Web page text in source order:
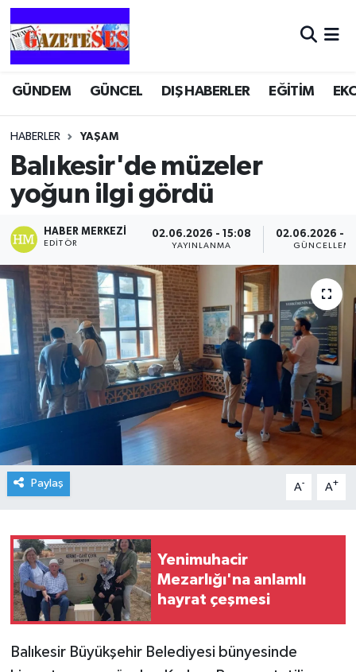
GÜNDEM GÜNCEL DIŞ HABERLER EĞİTİM
HABERLER YAŞAM
Balıkesir'de müzeler
yoğun ilgi gördü
HABER MERKEZI
EDITÖR
02.06.2026 - 15:08
YAYINLANMA
02.06.2026 -
Paylaş A- A+
Yenimuhacir
Mezarlığı'na anlamlı
hayrat çeşmesi
Balıkesir Büyükşehir Belediyesi bünyesinde